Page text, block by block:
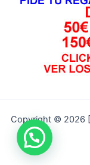
Copyright © 2026 [